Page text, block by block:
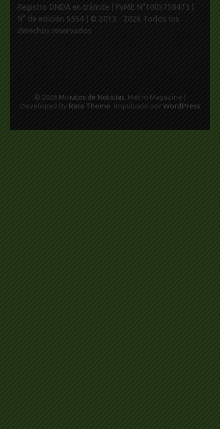
Registro DNDA en trámite | PyME N°1005758473 |
N° de edición 5354 | © 2013 - 2026 Todos los
derechos reservados
© 2026 Minutos de Noticias. Metro Magazine |
Developed By Rara Theme. Impulsado por WordPress